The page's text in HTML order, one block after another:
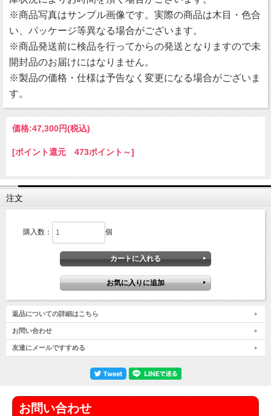
※商品写真はサンプル画像です。実際の商品は木目・色合
い、パッケージ等異なる場合がございます。
※商品発送前に検品を行ってからの発送となりますので未
開封品のお届けにはなりません。
※製品の価格・仕様は予告なく変更になる場合がございま
す。
価格:47,300円(税込)
[ポイント還元 473ポイント～]
注文
購入数： 個
返品についての詳細はこちら
お問い合わせ
友達にメールですすめる
お問い合わせ